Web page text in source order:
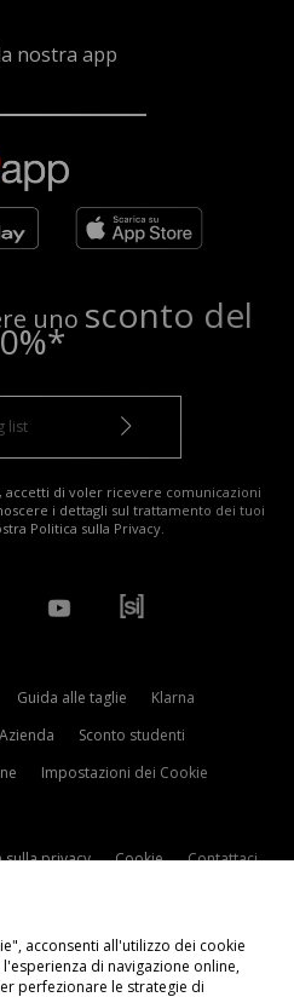
nostra app
uno sconto del
accetti di voler ricevere comunicazioni
i dettagli sul trattamento dei tuoi
Politica sulla Privacy
Guida alle taglie
Klarna
Azienda
Sconto studenti
Impostazioni dei Cookie
sulla privacy Cookie
Contattaci
acconsenti all'utilizzo dei cookie
di navigazione online,
perfezionare le strategie di